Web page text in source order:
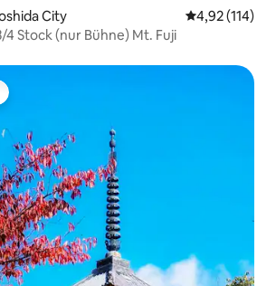
City
4,92 (114)
Stock (nur Bühne) Mt. Fuji